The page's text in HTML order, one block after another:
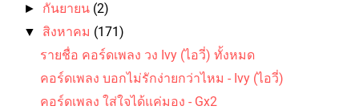
► กันยายน (2)
▼ สิงหาคม (171)
รายชื่อ คอร์ดเพลง วง Ivy (ไอวี่) ทั้งหมด
คอร์ดเพลง บอกไม่รักง่ายกว่าไหม - Ivy (ไอวี่)
คอร์ดเพลง ใส่ใจได้แค่มอง - Gx2